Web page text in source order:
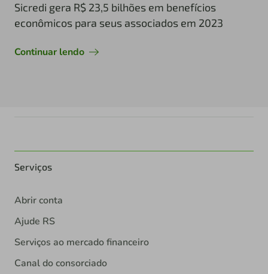
Sicredi gera R$ 23,5 bilhões em benefícios
econômicos para seus associados em 2023
Continuar lendo
Serviços
Abrir conta
Ajude RS
Serviços ao mercado financeiro
Canal do consorciado